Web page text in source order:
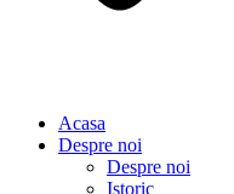
Acasa
Despre noi
Despre noi
Istoric